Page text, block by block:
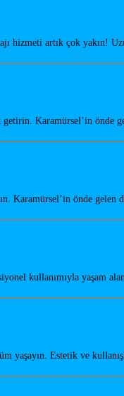
hizmeti artık çok yakın!
getirin. Karamürsel’in önde
Karamürsel’in önde
kullanımıyla yaşam
yaşayın. Estetik ve